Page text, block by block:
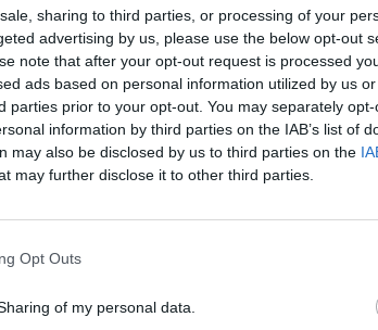
sharing to third parties, or processing of your
advertising by us, please use the below opt-out
note that after your opt-out request is processed
ads based on personal information utilized by us
parties prior to your opt-out. You may separately
information by third parties on the IAB’s list of
may also be disclosed by us to third parties on the
may further disclose it to other third parties.
Opt Outs
of my personal data.